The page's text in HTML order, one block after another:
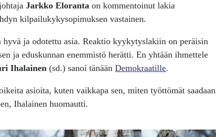
Jarkko Eloranta on kommentoinut lakia
kilpailukykysopimuksen vastainen.
hyvä ja odotettu asia. Reaktio kyykytyslakiin on peräisin
ja eduskunnan enemmistö herätti. En yhtään ihmettele
Ihalainen (sd.) sanoi tänäänDemokraatille.
asioita, kuten vaikkapa sen, miten työttömät saadaan
Ihalainen huomautti.